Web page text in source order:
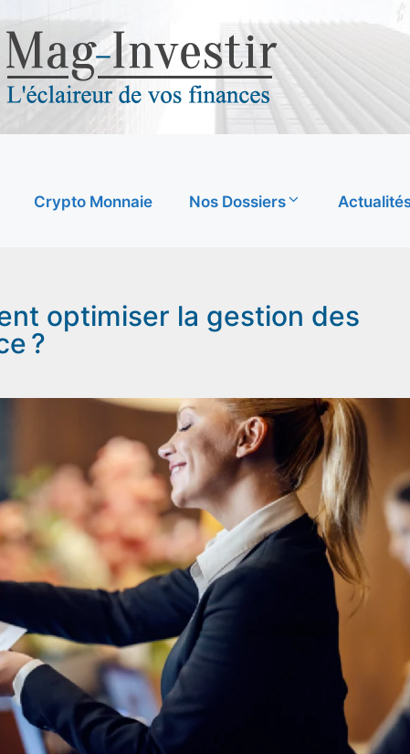
Crypto Monnaie Nos Dossiers
optimiser la gestion des
?